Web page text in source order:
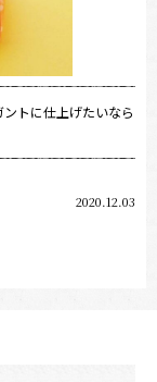
トに仕上げたいなら
2020.12.03